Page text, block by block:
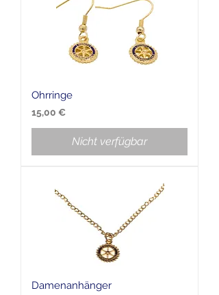
Ohrringe
Preis
15,00 €
Nicht verfügbar
Damenanhänger